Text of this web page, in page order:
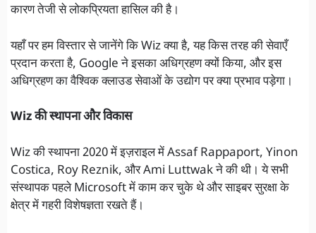
कारण तेजी से लोकप्रियता हासिल की है।
यहाँ पर हम विस्तार से जानेंगे कि Wiz क्या है, यह किस तरह की सेवाएँ
प्रदान करता है, Google ने इसका अधिग्रहण क्यों किया, और इस
अधिग्रहण का वैश्विक क्लाउड सेवाओं के उद्योग पर क्या प्रभाव पड़ेगा।
Wiz की स्थापना और विकास
Wiz की स्थापना 2020 में इज़राइल में Assaf Rappaport, Yinon
Costica, Roy Reznik, और Ami Luttwak ने की थी। ये सभी
संस्थापक पहले Microsoft में काम कर चुके थे और साइबर सुरक्षा के
क्षेत्र में गहरी विशेषज्ञता रखते हैं।